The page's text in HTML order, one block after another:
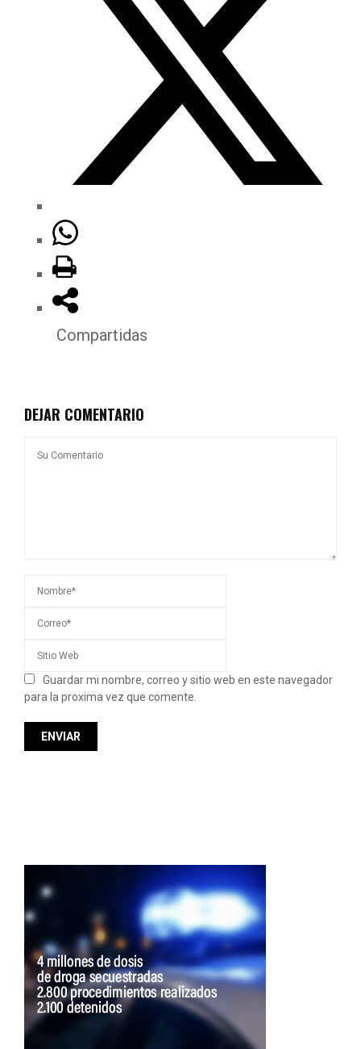
Compartidas
DEJAR COMENTARIO
Guardar mi nombre, correo y sitio web en este navegador
para la proxima vez que comente.